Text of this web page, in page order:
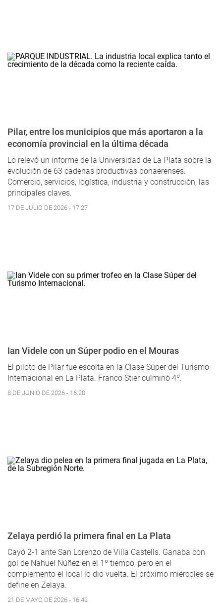
Pilar, entre los municipios que más aportaron a la
economía provincial en la última década
Lo relevó un informe de la Universidad de La Plata sobre la
evolución de 63 cadenas productivas bonaerenses.
Comercio, servicios, logística, industria y construcción, las
principales claves.
17 DE JULIO DE 2026 - 17:27
Ian Videle con un Súper podio en el Mouras
El piloto de Pilar fue escolta en la Clase Súper del Turismo
Internacional en La Plata. Franco Stier culminó 4º.
8 DE JUNIO DE 2026 - 16:20
Zelaya perdió la primera final en La Plata
Cayó 2-1 ante San Lorenzo de Villa Castells. Ganaba con
gol de Nahuel Núñez en el 1º tiempo, pero en el
complemento el local lo dio vuelta. El próximo miércoles se
define en Zelaya.
21 DE MAYO DE 2026 - 16:42